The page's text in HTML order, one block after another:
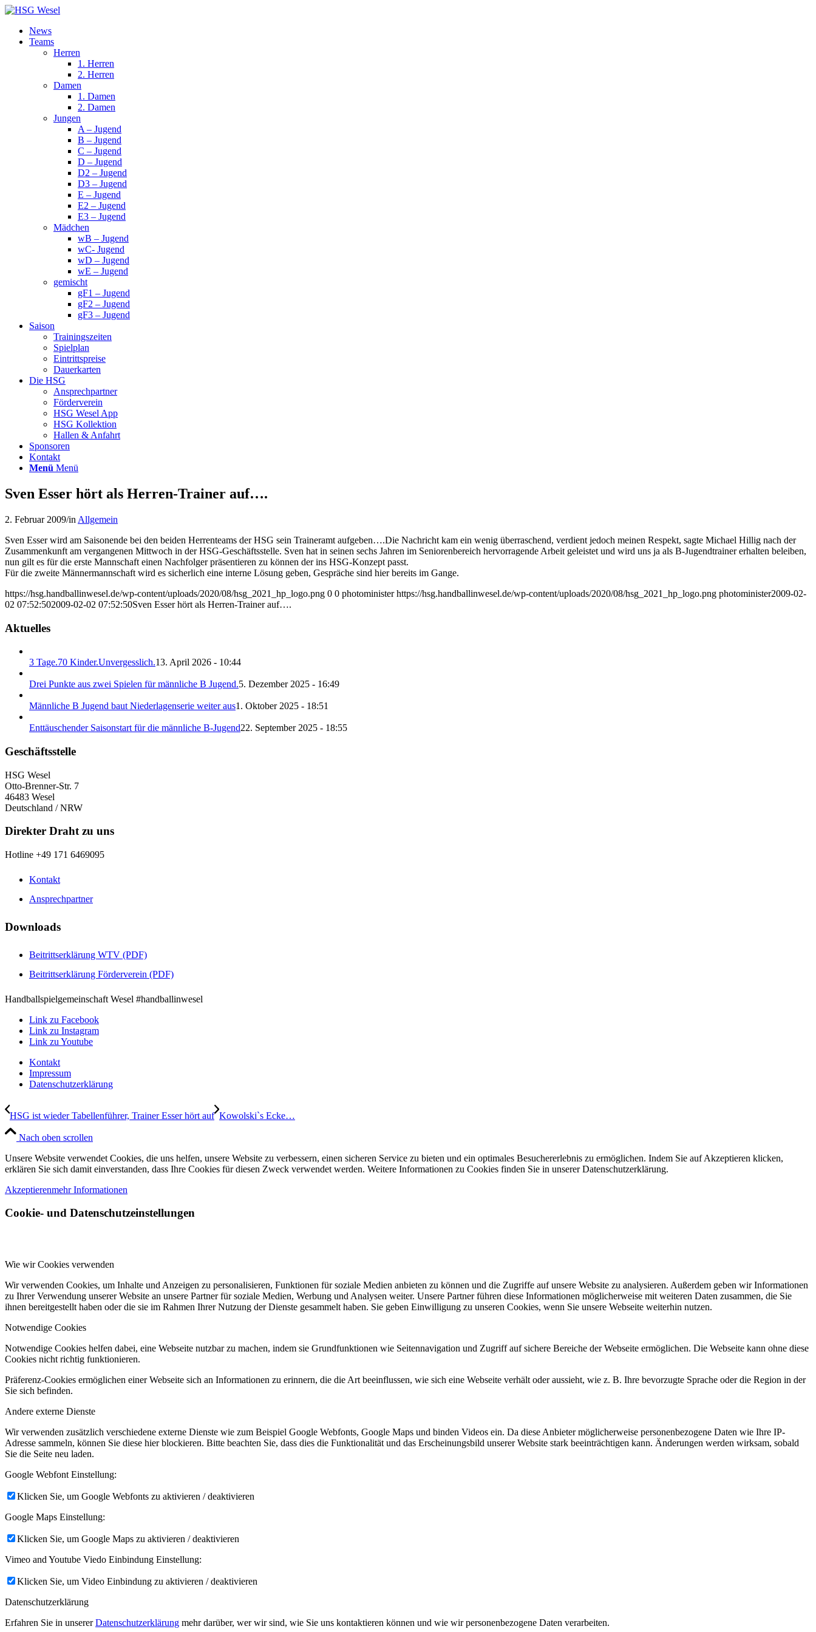
News
Teams
Herren
1. Herren
2. Herren
Damen
1. Damen
2. Damen
Jungen
A – Jugend
B – Jugend
C – Jugend
D – Jugend
D2 – Jugend
D3 – Jugend
E – Jugend
E2 – Jugend
E3 – Jugend
Mädchen
wB – Jugend
wC- Jugend
wD – Jugend
wE – Jugend
gemischt
gF1 – Jugend
gF2 – Jugend
gF3 – Jugend
Saison
Trainingszeiten
Spielplan
Eintrittspreise
Dauerkarten
Die HSG
Ansprechpartner
Förderverein
HSG Wesel App
HSG Kollektion
Hallen & Anfahrt
Sponsoren
Kontakt
Menü Menü
Sven Esser hört als Herren-Trainer auf….
2. Februar 2009/in Allgemein
Sven Esser wird am Saisonende bei den beiden Herrenteams der HSG sein Traineramt aufgeben….Die Nachricht kam ein wenig überraschend, verdient jedoch meinen Respekt, sagte Michael Hillig nach der
Zusammenkunft am vergangenen Mittwoch in der HSG-Geschäftsstelle. Sven hat in seinen sechs Jahren im Seniorenbereich hervorragende Arbeit geleistet und wird uns ja als B-Jugendtrainer erhalten beleiben,
nun gilt es für die erste Mannschaft einen Nachfolger präsentieren zu können der ins HSG-Konzept passt.
Für die zweite Männermannschaft wird es sicherlich eine interne Lösung geben, Gespräche sind hier bereits im Gange.
https://hsg.handballinwesel.de/wp-content/uploads/2020/08/hsg_2021_hp_logo.png 0 0 photominister https://hsg.handballinwesel.de/wp-content/uploads/2020/08/hsg_2021_hp_logo.png photominister2009-02-
02 07:52:502009-02-02 07:52:50Sven Esser hört als Herren-Trainer auf….
Aktuelles
3 Tage.70 Kinder.Unvergesslich.13. April 2026 - 10:44
Drei Punkte aus zwei Spielen für männliche B Jugend.5. Dezember 2025 - 16:49
Männliche B Jugend baut Niederlagenserie weiter aus1. Oktober 2025 - 18:51
Enttäuschender Saisonstart für die männliche B-Jugend22. September 2025 - 18:55
Geschäftsstelle
HSG Wesel
Otto-Brenner-Str. 7
46483 Wesel
Deutschland / NRW
Direkter Draht zu uns
Hotline +49 171 6469095
Kontakt
Ansprechpartner
Downloads
Beitrittserklärung WTV (PDF)
Beitrittserklärung Förderverein (PDF)
Handballspielgemeinschaft Wesel #handballinwesel
Link zu Facebook
Link zu Instagram
Link zu Youtube
Kontakt
Impressum
Datenschutzerklärung
HSG ist wieder Tabellenführer, Trainer Esser hört auf Kowolski`s Ecke…
Nach oben scrollen
Unsere Website verwendet Cookies, die uns helfen, unsere Website zu verbessern, einen sicheren Service zu bieten und ein optimales Besuchererlebnis zu ermöglichen. Indem Sie auf Akzeptieren klicken,
erklären Sie sich damit einverstanden, dass Ihre Cookies für diesen Zweck verwendet werden. Weitere Informationen zu Cookies finden Sie in unserer Datenschutzerklärung.
Akzeptierenmehr Informationen
Cookie- und Datenschutzeinstellungen
Wie wir Cookies verwenden
Wir verwenden Cookies, um Inhalte und Anzeigen zu personalisieren, Funktionen für soziale Medien anbieten zu können und die Zugriffe auf unsere Website zu analysieren. Außerdem geben wir Informationen
zu Ihrer Verwendung unserer Website an unsere Partner für soziale Medien, Werbung und Analysen weiter. Unsere Partner führen diese Informationen möglicherweise mit weiteren Daten zusammen, die Sie
ihnen bereitgestellt haben oder die sie im Rahmen Ihrer Nutzung der Dienste gesammelt haben. Sie geben Einwilligung zu unseren Cookies, wenn Sie unsere Webseite weiterhin nutzen.
Notwendige Cookies
Notwendige Cookies helfen dabei, eine Webseite nutzbar zu machen, indem sie Grundfunktionen wie Seitennavigation und Zugriff auf sichere Bereiche der Webseite ermöglichen. Die Webseite kann ohne diese
Cookies nicht richtig funktionieren.
Präferenz-Cookies ermöglichen einer Webseite sich an Informationen zu erinnern, die die Art beeinflussen, wie sich eine Webseite verhält oder aussieht, wie z. B. Ihre bevorzugte Sprache oder die Region in der
Sie sich befinden.
Andere externe Dienste
Wir verwenden zusätzlich verschiedene externe Dienste wie zum Beispiel Google Webfonts, Google Maps und binden Videos ein. Da diese Anbieter möglicherweise personenbezogene Daten wie Ihre IP-
Adresse sammeln, können Sie diese hier blockieren. Bitte beachten Sie, dass dies die Funktionalität und das Erscheinungsbild unserer Website stark beeinträchtigen kann. Änderungen werden wirksam, sobald
Sie die Seite neu laden.
Google Webfont Einstellung:
Klicken Sie, um Google Webfonts zu aktivieren / deaktivieren
Google Maps Einstellung:
Klicken Sie, um Google Maps zu aktivieren / deaktivieren
Vimeo and Youtube Viedo Einbindung Einstellung:
Klicken Sie, um Video Einbindung zu aktivieren / deaktivieren
Datenschutzerklärung
Erfahren Sie in unsererDatenschutzerklärung mehr darüber, wer wir sind, wie Sie uns kontaktieren können und wie wir personenbezogene Daten verarbeiten.